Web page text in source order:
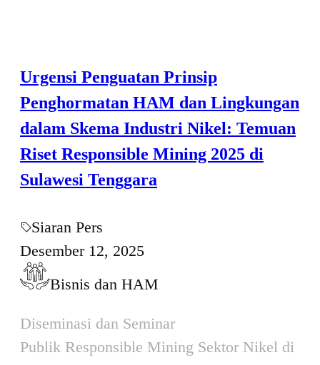
Urgensi Penguatan Prinsip
Penghormatan HAM dan Lingkungan
dalam Skema Industri Nikel: Temuan
Riset Responsible Mining 2025 di
Sulawesi Tenggara
Siaran Pers
Desember 12, 2025
Bisnis dan HAM
Diseminasi dan Seminar
Publik Responsible Mining Sektor Nikel di